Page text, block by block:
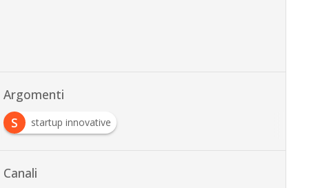
Argomenti
S
startup innovative
Canali